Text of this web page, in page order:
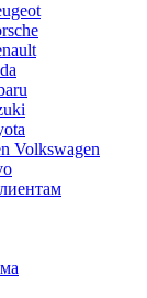
Volkswagen